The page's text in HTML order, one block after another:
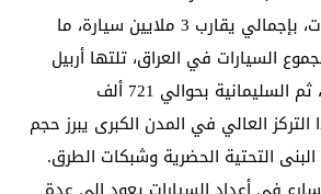
من حيث عدد السيارات، بإجمالي يقارب 3 ملايين سيارة، ما
من مجموع السيارات في العراق، تلتها أربيل
بنحو 982 ألف سيارة، ثم السليمانية بحوالي 721 ألف
العالي في المدن الكبرى يبرز حجم
التحتية الحضرية وشبكات الطرق.